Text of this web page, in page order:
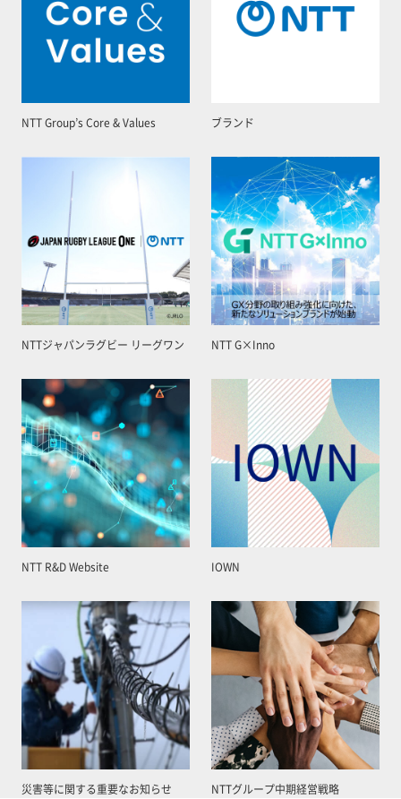
NTT Group’s Core & Values ブランド
NTTジャパンラグビー リーグワン NTT G×Inno
NTT R&D Website IOWN
災害等に関する重要なお知らせ NTTグループ中期経営戦略